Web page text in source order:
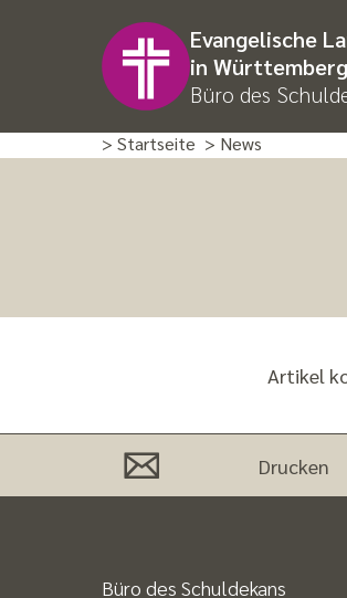
Evangelische
in Württemberg
Büro des
> Startseite > News
Artikel
Drucken
Büro des Schuldekans